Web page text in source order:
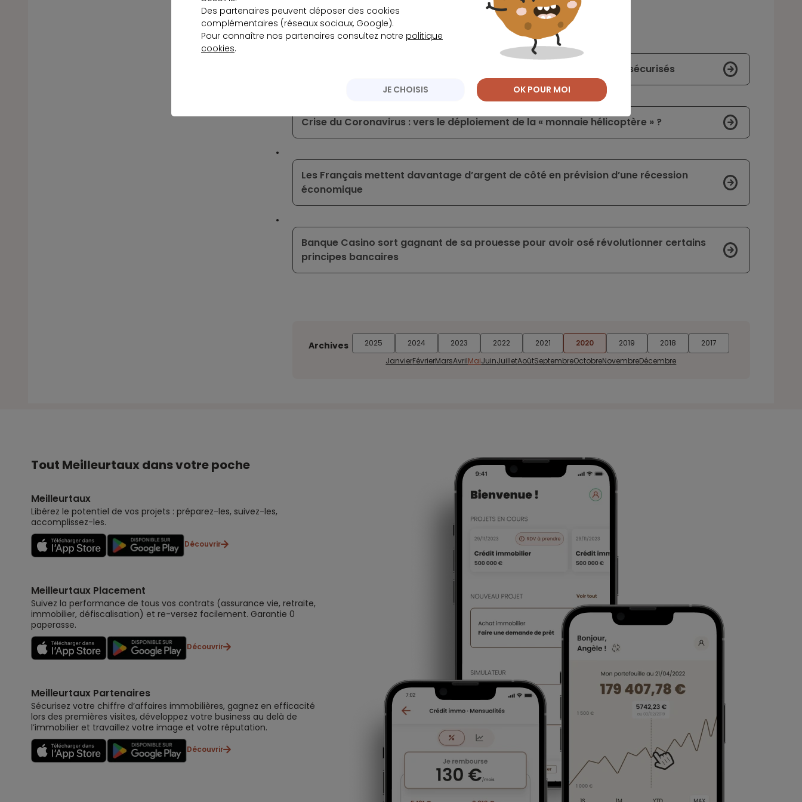
Ça peut vous intéresser
Les nouveaux moyens de paiement sont de plus en plus simples et sécurisés
Crise du Coronavirus : vers le déploiement de la « monnaie hélicoptère » ?
Les Français mettent davantage d’argent de côté en prévision d’une récession
économique
Banque Casino sort gagnant de sa prouesse pour avoir osé révolutionner certains
principes bancaires
Archives 2025 2024 2023 2022 2021 2020 2019 2018
2017
JanvierFévrierMarsAvrilMaiJuinJuilletAoûtSeptembreOctobreNovembreDécembre
Tout Meilleurtaux dans votre poche
Meilleurtaux
Libérez le potentiel de vos projets : préparez-les, suivez-les,
accomplissez-les.
Découvrir
Meilleurtaux Placement
Suivez la performance de tous vos contrats (assurance vie, retraite,
immobilier, défiscalisation) et re-versez facilement. Garantie 0
paperasse.
Découvrir
Meilleurtaux Partenaires
Sécurisez votre chiffre d’affaires immobilières, gagnez en efficacité
lors des premières visites, développez votre business au delà de
l’immobilier et travaillez votre image et votre réputation.
Découvrir
Des partenaires peuvent déposer des cookies
complémentaires (réseaux sociaux, Google).
Pour connaître nos partenaires consultez notre politique
cookies.
JE CHOISIS OK POUR MOI